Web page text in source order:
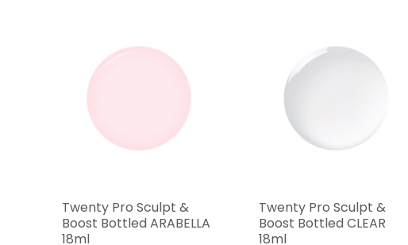
Twenty Pro Sculpt &
Boost Bottled ARABELLA
18ml
Twenty Pro Sculpt &
Boost Bottled CLEAR
18ml